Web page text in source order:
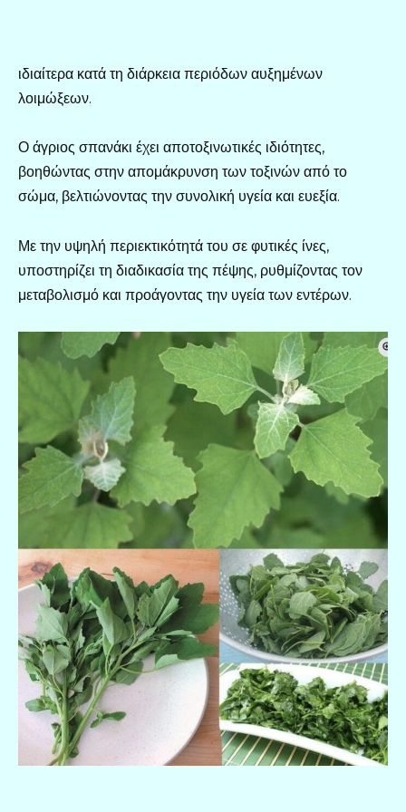
ιδιαίτερα κατά τη διάρκεια περιόδων αυξημένων
λοιμώξεων.
Ο άγριος σπανάκι έχει αποτοξινωτικές ιδιότητες,
βοηθώντας στην απομάκρυνση των τοξινών από το
σώμα, βελτιώνοντας την συνολική υγεία και ευεξία.
Με την υψηλή περιεκτικότητά του σε φυτικές ίνες,
υποστηρίζει τη διαδικασία της πέψης, ρυθμίζοντας τον
μεταβολισμό και προάγοντας την υγεία των εντέρων.